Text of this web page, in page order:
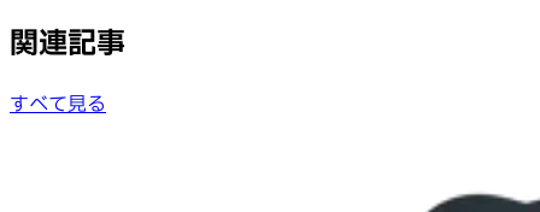
関連記事
すべて見る